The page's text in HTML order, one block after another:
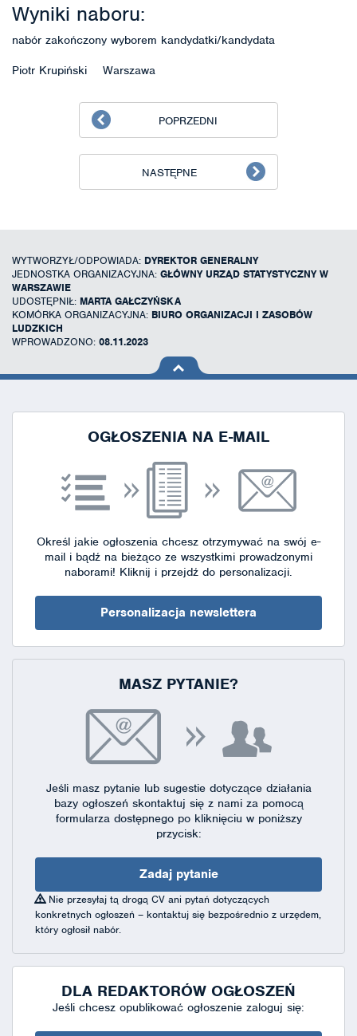
Wyniki naboru:
nabór zakończony wyborem kandydatki/kandydata
Piotr Krupiński Warszawa
POPRZEDNI
NASTĘPNE
WYTWORZYŁ/ODPOWIADA: DYREKTOR GENERALNY
JEDNOSTKA ORGANIZACYJNA: GŁÓWNY URZĄD STATYSTYCZNY W
WARSZAWIE
UDOSTĘPNIŁ: MARTA GAŁCZYŃSKA
KOMÓRKA ORGANIZACYJNA: BIURO ORGANIZACJI I ZASOBÓW
LUDZKICH
WPROWADZONO: 08.11.2023
na górę
OGŁOSZENIA NA E-MAIL
Określ jakie ogłoszenia chcesz otrzymywać na swój e-
mail i bądź na bieżąco ze wszystkimi prowadzonymi
naborami! Kliknij i przejdź do personalizacji.
Personalizacja newslettera
MASZ PYTANIE?
Jeśli masz pytanie lub sugestie dotyczące działania
bazy ogłoszeń skontaktuj się z nami za pomocą
formularza dostępnegopo kliknięciu w poniższy
przycisk:
Zadaj pytanie
Nie przesyłaj tą drogą CV ani pytań dotyczących
konkretnych ogłoszeń – kontaktuj się bezpośrednio z urzędem,
który ogłosił nabór.
DLA REDAKTORÓW OGŁOSZEŃ
Jeśli chcesz opublikować ogłoszenie zaloguj się: